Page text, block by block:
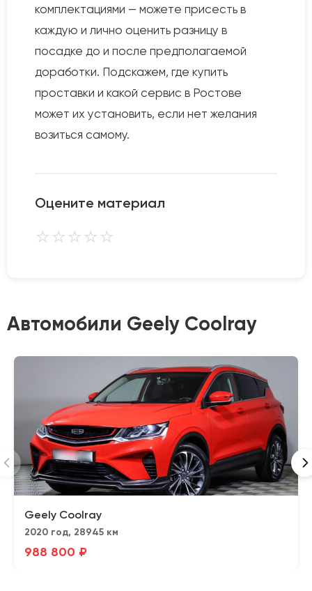
комплектациями — можете присесть в
каждую и лично оценить разницу в
посадке до и после предполагаемой
доработки. Подскажем, где купить
проставки и какой сервис в Ростове
может их установить, если нет желания
возиться самому.
Оцените материал
⭐⭐⭐⭐⭐
Автомобили Geely Coolray
Geely Coolray
2020 год, 28945 км
988 800 ₽